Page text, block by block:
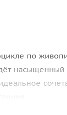
по